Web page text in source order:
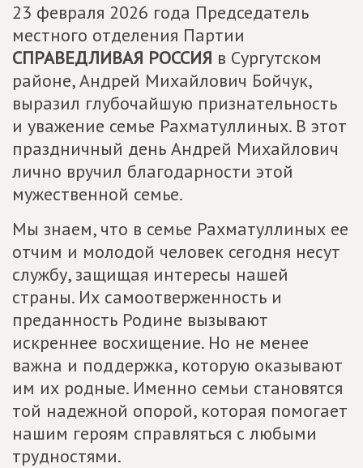
23 февраля 2026 года Председатель
местного отделения Партии
СПРАВЕДЛИВАЯ РОССИЯ в Сургутском
районе, Андрей Михайлович Бойчук,
выразил глубочайшую признательность
и уважение семье Рахматуллиных. В этот
праздничный день Андрей Михайлович
лично вручил благодарности этой
мужественной семье.
Мы знаем, что в семье Рахматуллиных ее
отчим и молодой человек сегодня несут
службу, защищая интересы нашей
страны. Их самоотверженность и
преданность Родине вызывают
искреннее восхищение. Но не менее
важна и поддержка, которую оказывают
им их родные. Именно семьи становятся
той надежной опорой, которая помогает
нашим героям справляться с любыми
трудностями.